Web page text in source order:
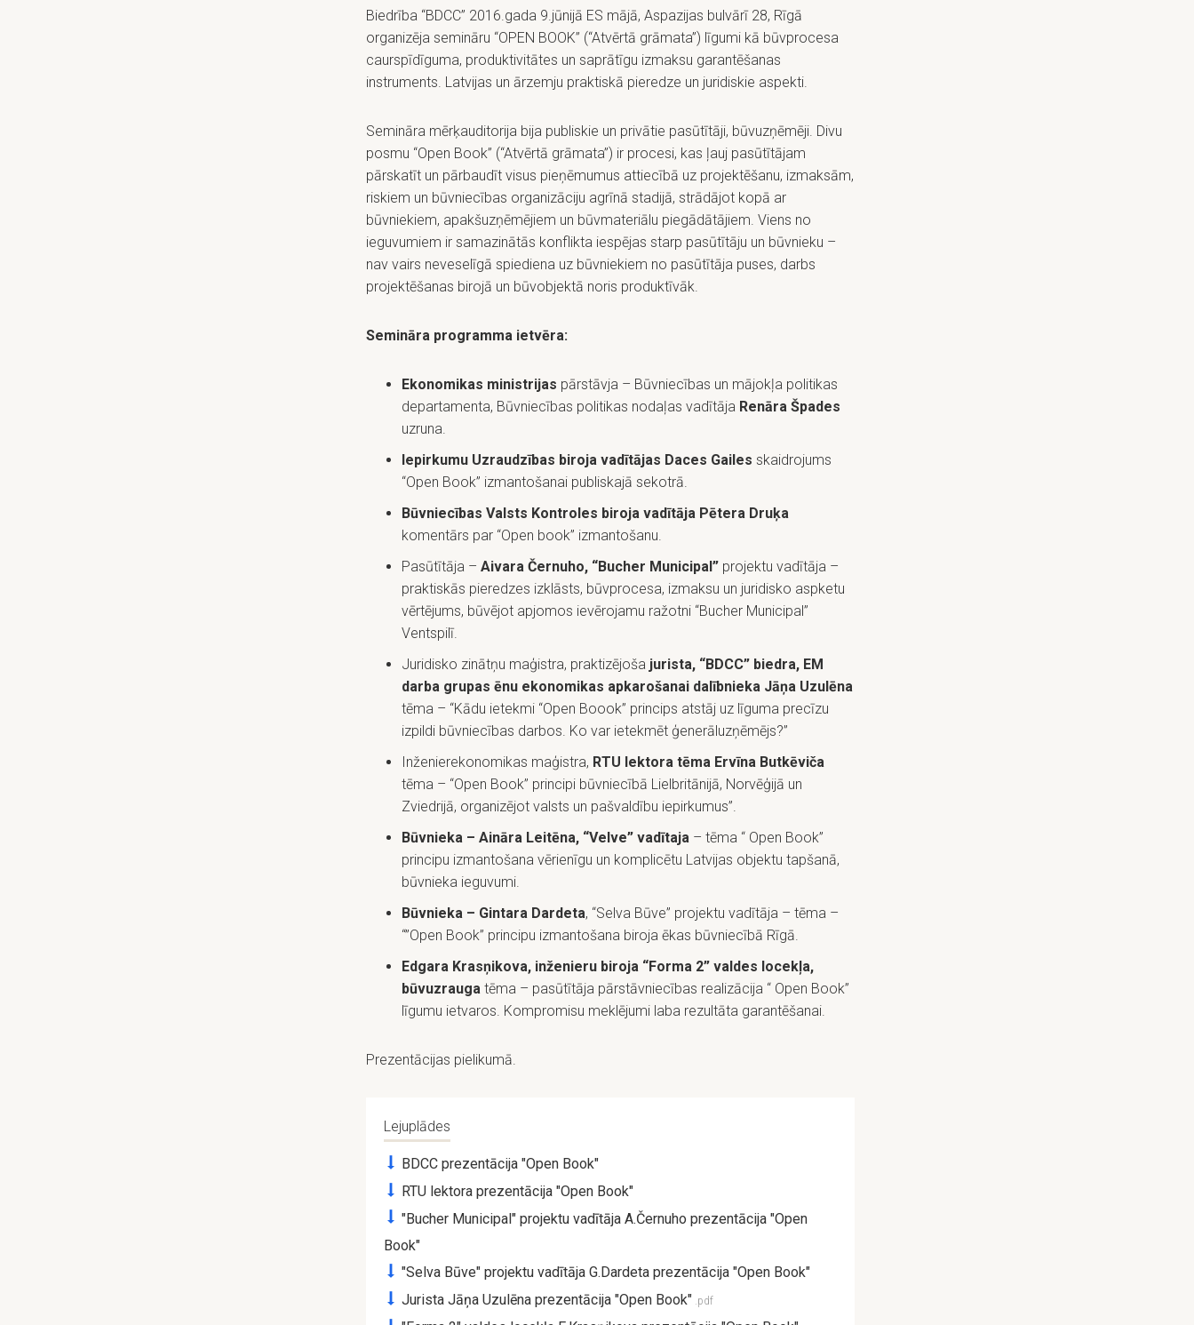
Biedrība “BDCC” 2016.gada 9.jūnijā ES mājā, Aspazijas bulvārī 28, Rīgā
organizēja semināru “OPEN BOOK” (“Atvērtā grāmata”) līgumi kā būvprocesa
caurspīdīguma, produktivitātes un saprātīgu izmaksu garantēšanas
instruments. Latvijas un ārzemju praktiskā pieredze un juridiskie aspekti.
Semināra mērķauditorija bija publiskie un privātie pasūtītāji, būvuzņēmēji. Divu
posmu “Open Book” (“Atvērtā grāmata”) ir procesi, kas ļauj pasūtītājam
pārskatīt un pārbaudīt visus pieņēmumus attiecībā uz projektēšanu, izmaksām,
riskiem un būvniecības organizāciju agrīnā stadijā, strādājot kopā ar
būvniekiem, apakšuzņēmējiem un būvmateriālu piegādātājiem. Viens no
ieguvumiem ir samazinātās konflikta iespējas starp pasūtītāju un būvnieku –
nav vairs neveselīgā spiediena uz būvniekiem no pasūtītāja puses, darbs
projektēšanas birojā un būvobjektā noris produktīvāk.
Semināra programma ietvēra:
Ekonomikas ministrijas pārstāvja – Būvniecības un mājokļa politikas
departamenta, Būvniecības politikas nodaļas vadītāja Renāra Špades
uzruna.
Iepirkumu Uzraudzības biroja vadītājas Daces Gailes skaidrojums
“Open Book” izmantošanai publiskajā sekotrā.
Būvniecības Valsts Kontroles biroja vadītāja Pētera Druķa
komentārs par “Open book” izmantošanu.
Pasūtītāja – Aivara Černuho, “Bucher Municipal” projektu vadītāja –
praktiskās pieredzes izklāsts, būvprocesa, izmaksu un juridisko aspketu
vērtējums, būvējot apjomos ievērojamu ražotni “Bucher Municipal”
Ventspilī.
Juridisko zinātņu maģistra, praktizējoša jurista, “BDCC” biedra, EM
darba grupas ēnu ekonomikas apkarošanai dalībnieka Jāņa Uzulēna
tēma – “Kādu ietekmi “Open Boook” princips atstāj uz līguma precīzu
izpildi būvniecības darbos. Ko var ietekmēt ģenerāluzņēmējs?”
Inženierekonomikas maģistra, RTU lektora tēma Ervīna Butkēviča
tēma – “Open Book” principi būvniecībā Lielbritānijā, Norvēģijā un
Zviedrijā, organizējot valsts un pašvaldību iepirkumus”.
Būvnieka – Aināra Leitēna, “Velve” vadītaja – tēma “ Open Book”
principu izmantošana vērienīgu un komplicētu Latvijas objektu tapšanā,
būvnieka ieguvumi.
Būvnieka – Gintara Dardeta, “Selva Būve” projektu vadītāja – tēma –
“”Open Book” principu izmantošana biroja ēkas būvniecībā Rīgā.
Edgara Krasņikova, inženieru biroja “Forma 2” valdes locekļa,
būvuzrauga tēma – pasūtītāja pārstāvniecības realizācija “ Open Book”
līgumu ietvaros. Kompromisu meklējumi laba rezultāta garantēšanai.
Prezentācijas pielikumā.
Lejuplādes
BDCC prezentācija "Open Book"
RTU lektora prezentācija "Open Book"
"Bucher Municipal" projektu vadītāja A.Černuho prezentācija "Open
Book"
"Selva Būve" projektu vadītāja G.Dardeta prezentācija "Open Book"
Jurista Jāņa Uzulēna prezentācija "Open Book"